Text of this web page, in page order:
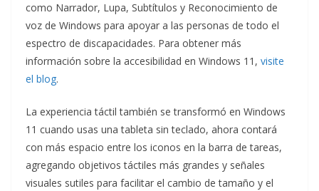
como Narrador, Lupa, Subtítulos y Reconocimiento de
voz de Windows para apoyar a las personas de todo el
espectro de discapacidades. Para obtener más
información sobre la accesibilidad en Windows 11, visite
el blog.
La experiencia táctil también se transformó en Windows
11 cuando usas una tableta sin teclado, ahora contará
con más espacio entre los iconos en la barra de tareas,
agregando objetivos táctiles más grandes y señales
visuales sutiles para facilitar el cambio de tamaño y el